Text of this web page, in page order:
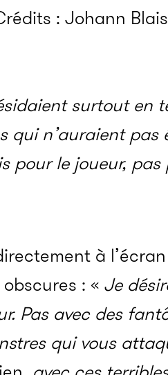
: Johann Blais
surtout en
qui n’auraient pas
pour le joueur, pas
à
: « Je
Pas avec des
qui vous